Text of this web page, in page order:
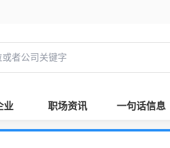
业 职场资讯 一句话信息